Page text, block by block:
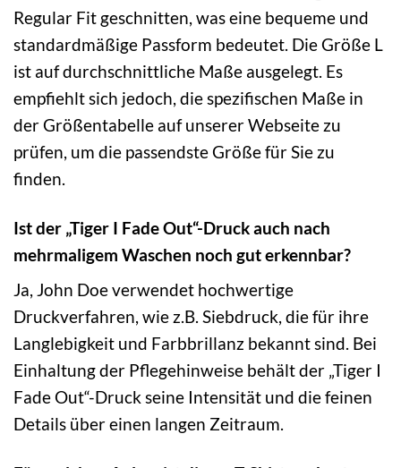
Regular Fit geschnitten, was eine bequeme und
standardmäßige Passform bedeutet. Die Größe L
ist auf durchschnittliche Maße ausgelegt. Es
empfiehlt sich jedoch, die spezifischen Maße in
der Größentabelle auf unserer Webseite zu
prüfen, um die passendste Größe für Sie zu
finden.
Ist der „Tiger I Fade Out“-Druck auch nach
mehrmaligem Waschen noch gut erkennbar?
Ja, John Doe verwendet hochwertige
Druckverfahren, wie z.B. Siebdruck, die für ihre
Langlebigkeit und Farbbrillanz bekannt sind. Bei
Einhaltung der Pflegehinweise behält der „Tiger I
Fade Out“-Druck seine Intensität und die feinen
Details über einen langen Zeitraum.